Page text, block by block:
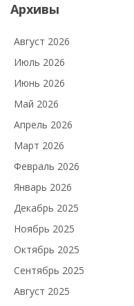
Архивы
Август 2026
Июль 2026
Июнь 2026
Май 2026
Апрель 2026
Март 2026
Февраль 2026
Январь 2026
Декабрь 2025
Ноябрь 2025
Октябрь 2025
Сентябрь 2025
Август 2025